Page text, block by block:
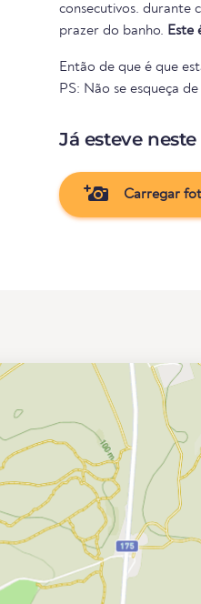
consecutivos. durante cinco anos consecutivos. Portanto, nada se interpõe no caminho do
prazer do banho. Este
Então de que é que
PS: Não se esqueça
Já esteve
Carregar